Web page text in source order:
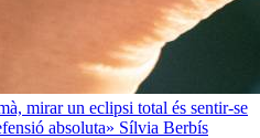
mirar un eclipsi total és sentir-se
absoluta» Sílvia Berbís